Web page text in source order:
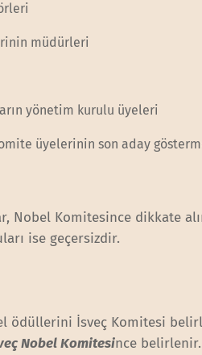
müdürleri
yönetim kurulu üyeleri
üyelerinin son aday
Nobel Komitesince dikkate
ise geçersizdir.
ödüllerini İsveç Komitesi
Nobel Komitesince